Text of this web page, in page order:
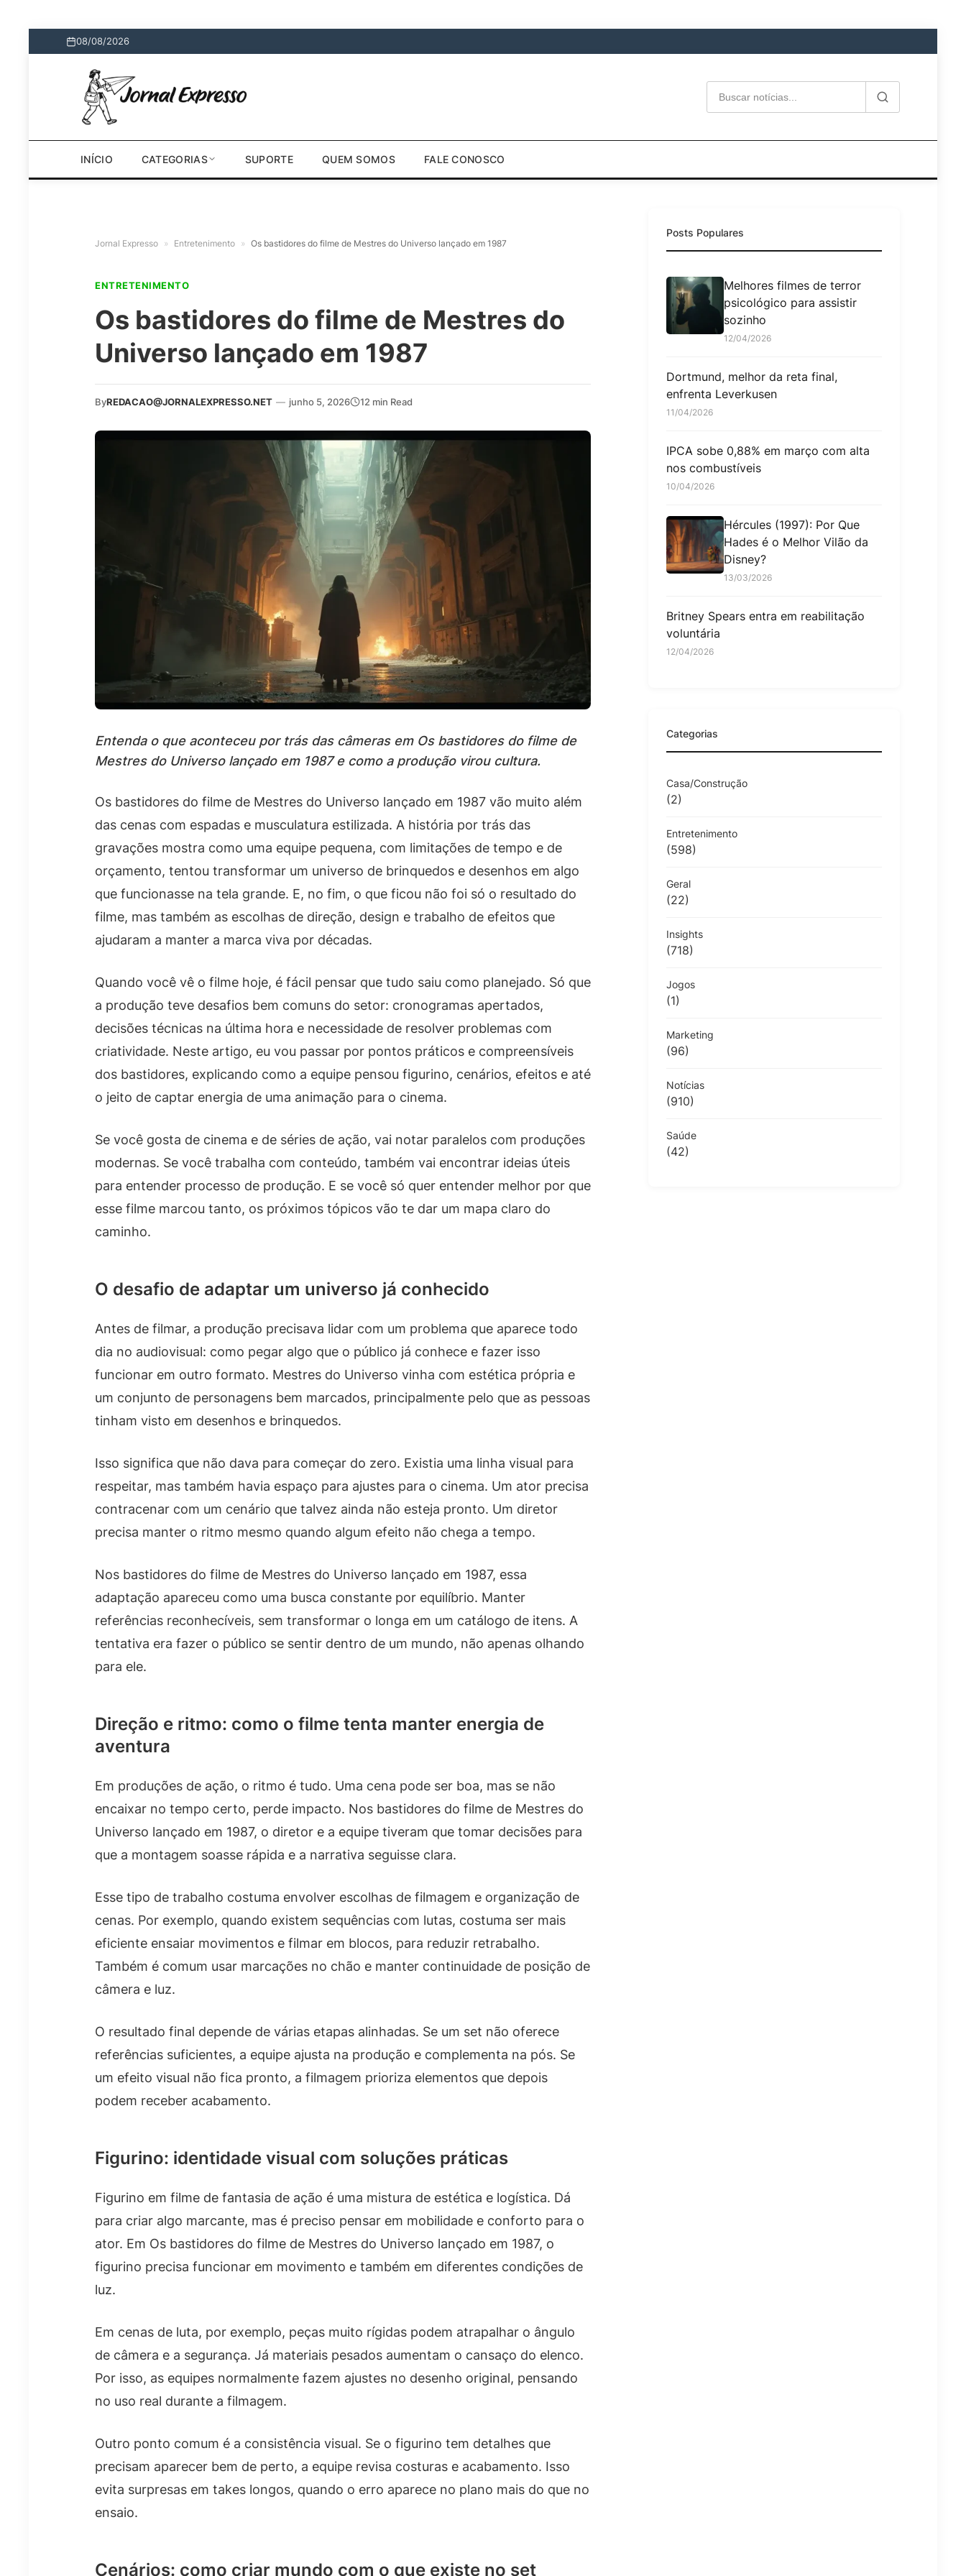
08/08/2026
INÍCIO CATEGORIAS SUPORTE QUEM SOMOS FALE CONOSCO
Jornal Expresso » Entretenimento » Os bastidores do filme de Mestres do Universo lançado em 1987
ENTRETENIMENTO
Os bastidores do filme de Mestres do
Universo lançado em 1987
ByREDACAO@JORNALEXPRESSO.NET — junho 5, 2026 12 min Read
Entenda o que aconteceu por trás das câmeras em Os bastidores do filme de
Mestres do Universo lançado em 1987 e como a produção virou cultura.
Os bastidores do filme de Mestres do Universo lançado em 1987 vão muito além
das cenas com espadas e musculatura estilizada. A história por trás das
gravações mostra como uma equipe pequena, com limitações de tempo e de
orçamento, tentou transformar um universo de brinquedos e desenhos em algo
que funcionasse na tela grande. E, no fim, o que ficou não foi só o resultado do
filme, mas também as escolhas de direção, design e trabalho de efeitos que
ajudaram a manter a marca viva por décadas.
Quando você vê o filme hoje, é fácil pensar que tudo saiu como planejado. Só que
a produção teve desafios bem comuns do setor: cronogramas apertados,
decisões técnicas na última hora e necessidade de resolver problemas com
criatividade. Neste artigo, eu vou passar por pontos práticos e compreensíveis
dos bastidores, explicando como a equipe pensou figurino, cenários, efeitos e até
o jeito de captar energia de uma animação para o cinema.
Se você gosta de cinema e de séries de ação, vai notar paralelos com produções
modernas. Se você trabalha com conteúdo, também vai encontrar ideias úteis
para entender processo de produção. E se você só quer entender melhor por que
esse filme marcou tanto, os próximos tópicos vão te dar um mapa claro do
caminho.
O desafio de adaptar um universo já conhecido
Antes de filmar, a produção precisava lidar com um problema que aparece todo
dia no audiovisual: como pegar algo que o público já conhece e fazer isso
funcionar em outro formato. Mestres do Universo vinha com estética própria e
um conjunto de personagens bem marcados, principalmente pelo que as pessoas
tinham visto em desenhos e brinquedos.
Isso significa que não dava para começar do zero. Existia uma linha visual para
respeitar, mas também havia espaço para ajustes para o cinema. Um ator precisa
contracenar com um cenário que talvez ainda não esteja pronto. Um diretor
precisa manter o ritmo mesmo quando algum efeito não chega a tempo.
Nos bastidores do filme de Mestres do Universo lançado em 1987, essa
adaptação apareceu como uma busca constante por equilíbrio. Manter
referências reconhecíveis, sem transformar o longa em um catálogo de itens. A
tentativa era fazer o público se sentir dentro de um mundo, não apenas olhando
para ele.
Direção e ritmo: como o filme tenta manter energia de
aventura
Em produções de ação, o ritmo é tudo. Uma cena pode ser boa, mas se não
encaixar no tempo certo, perde impacto. Nos bastidores do filme de Mestres do
Universo lançado em 1987, o diretor e a equipe tiveram que tomar decisões para
que a montagem soasse rápida e a narrativa seguisse clara.
Esse tipo de trabalho costuma envolver escolhas de filmagem e organização de
cenas. Por exemplo, quando existem sequências com lutas, costuma ser mais
eficiente ensaiar movimentos e filmar em blocos, para reduzir retrabalho.
Também é comum usar marcações no chão e manter continuidade de posição de
câmera e luz.
O resultado final depende de várias etapas alinhadas. Se um set não oferece
referências suficientes, a equipe ajusta na produção e complementa na pós. Se
um efeito visual não fica pronto, a filmagem prioriza elementos que depois
podem receber acabamento.
Figurino: identidade visual com soluções práticas
Figurino em filme de fantasia de ação é uma mistura de estética e logística. Dá
para criar algo marcante, mas é preciso pensar em mobilidade e conforto para o
ator. Em Os bastidores do filme de Mestres do Universo lançado em 1987, o
figurino precisa funcionar em movimento e também em diferentes condições de
luz.
Em cenas de luta, por exemplo, peças muito rígidas podem atrapalhar o ângulo
de câmera e a segurança. Já materiais pesados aumentam o cansaço do elenco.
Por isso, as equipes normalmente fazem ajustes no desenho original, pensando
no uso real durante a filmagem.
Outro ponto comum é a consistência visual. Se o figurino tem detalhes que
precisam aparecer bem de perto, a equipe revisa costuras e acabamento. Isso
evita surpresas em takes longos, quando o erro aparece no plano mais do que no
ensaio.
Cenários: como criar mundo com o que existe no set
Posts Populares
Melhores filmes de terror
psicológico para assistir
sozinho
12/04/2026
Dortmund, melhor da reta final,
enfrenta Leverkusen
11/04/2026
IPCA sobe 0,88% em março com alta
nos combustíveis
10/04/2026
Hércules (1997): Por Que
Hades é o Melhor Vilão da
Disney?
13/03/2026
Britney Spears entra em reabilitação
voluntária
12/04/2026
Categorias
Casa/Construção
(2)
Entretenimento
(598)
Geral
(22)
Insights
(718)
Jogos
(1)
Marketing
(96)
Notícias
(910)
Saúde
(42)